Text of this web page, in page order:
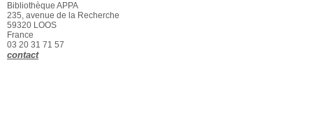
Bibliothèque APPA
235, avenue de la Recherche
59320 LOOS
France
03 20 31 71 57
contact